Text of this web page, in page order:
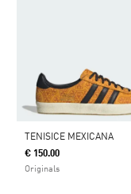
TENISICE MEXICANA
€ 150.00
Originals